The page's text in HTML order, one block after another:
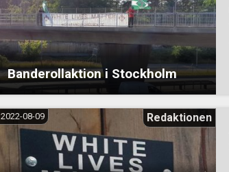
Banderollaktion i Stockholm
2022-08-09
Redaktionen